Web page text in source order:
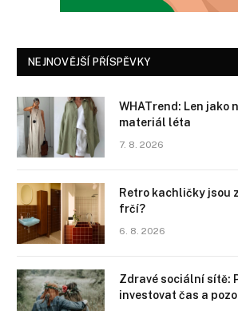
NEJNOVĚJŠÍ PŘÍSPĚVKY
WHATrend: Len jako
materiál léta
7. 8. 2026
Retro kachličky jsou
frčí?
6. 8. 2026
Zdravé sociální sítě:
investovat čas a